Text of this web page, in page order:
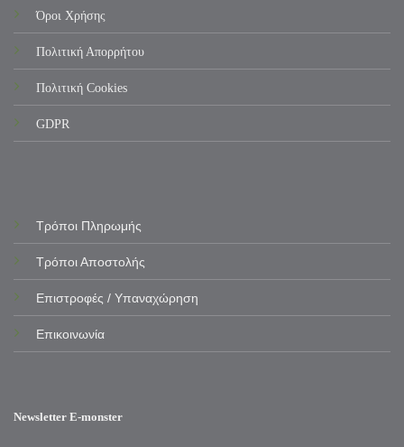
Όροι Χρήσης
Πολιτική Απορρήτου
Πολιτική Cookies
GDPR
Τρόποι Πληρωμής
Τρόποι Αποστολής
Επιστροφές / Υπαναχώρηση
Επικοινωνία
Newsletter E-monster